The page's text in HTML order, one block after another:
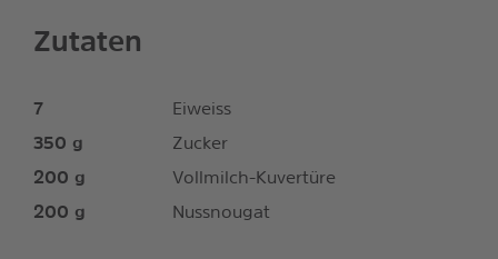
Zutaten
7
Eiweiss
350 g
Zucker
200 g
Vollmilch-Kuvertüre
200 g Nussnougat